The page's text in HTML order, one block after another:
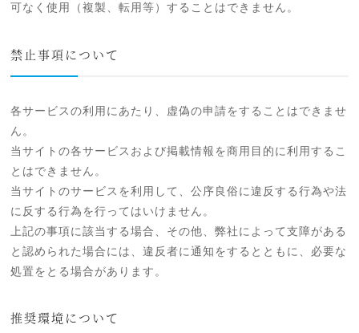
可なく使用（複製、転用等）することはできません。
禁止事項について
各サービスの利用にあたり、虚偽の申請をすることはできませ
ん。
当サイトの各サービスおよび掲載情報を商用目的に利用するこ
とはできません。
当サイトのサービスを利用して、公序良俗に違反する行為や法
に反する行為を行ってはいけません。
上記の事項に該当する場合、その他、弊社によって支障がある
と認められた場合には、違反者に通知をするとともに、必要な
処置をとる場合があります。
推奨環境について